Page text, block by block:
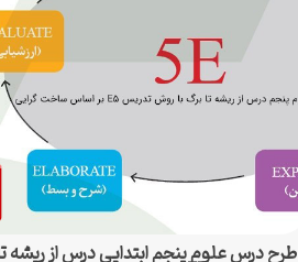
طرح درس علوم پنجم ابتدایی درس از ریشه